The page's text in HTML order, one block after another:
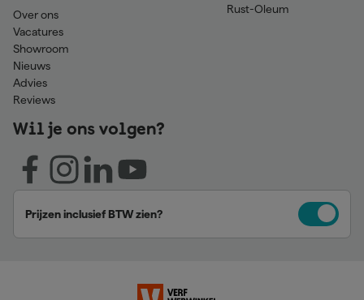
Over ons
Vacatures
Showroom
Nieuws
Advies
Reviews
Rust-Oleum
Wil je ons volgen?
Prijzen inclusief BTW zien?